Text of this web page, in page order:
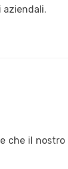
aziendali.
che il